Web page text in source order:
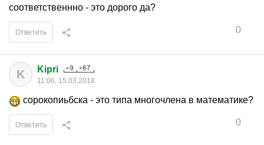
соответственнно - это дорого да?
0
Ответить
K Kipri
11:06, 15.03.2018
сорокопиьбска - это типа многочлена в математике?
0
Ответить